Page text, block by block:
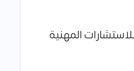
المهنية